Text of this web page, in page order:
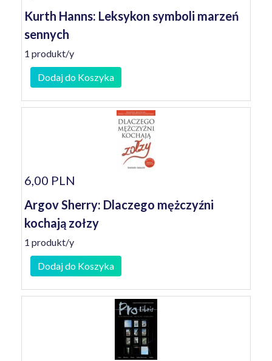
Kurth Hanns: Leksykon symboli marzeń
sennych
1 produkt/y
Dodaj do Koszyka
6,00 PLN
Argov Sherry: Dlaczego mężczyźni
kochają zołzy
1 produkt/y
Dodaj do Koszyka